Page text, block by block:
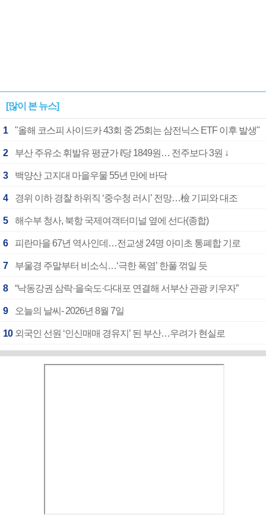
[많이 본 뉴스]
1 "올해 코스피 사이드카 43회 중 25회는 삼전닉스 ETF 이후 발생"
2 부산 주유소 휘발유 평균가 ℓ당 1849원… 전주보다 3원 ↓
3 백양산 고지대 마을우물 55년 만에 바닥
4 경위 이하 경찰 하위직 ‘중수청 러시’ 전망…檢 기피와 대조
5 해수부 청사, 북항 국제여객터미널 옆에 선다(종합)
6 피란마을 67년 역사인데…전교생 24명 아미초 통폐합 기로
7 부울경 주말부터 비소식…‘극한 폭염’ 한풀 꺾일 듯
8 “낙동강권 삼락·을숙도·다대포 연결해 서부산 관광 키우자”
9 오늘의 날씨- 2026년 8월 7일
10 외국인 선원 ‘인신매매 경유지’ 된 부산…우려가 현실로